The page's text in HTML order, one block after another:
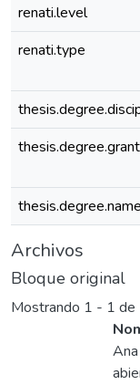
renati.level
renati.type
thesis.degree.name
Archivos
Bloque original
Mostrando 1 - 1 de